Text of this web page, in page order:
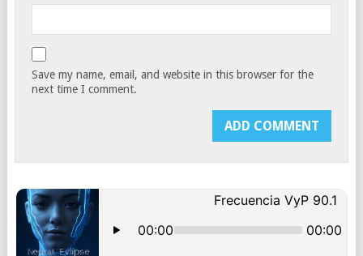
Save my name, email, and website in this browser for the
next time I comment.